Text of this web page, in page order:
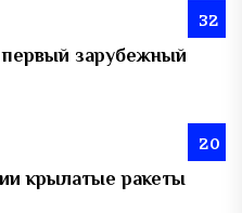
32
зарубежный
20
крылатые ракеты